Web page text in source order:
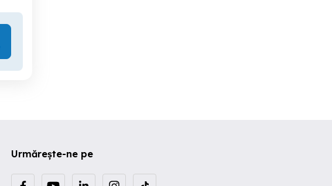
Urmărește-ne pe